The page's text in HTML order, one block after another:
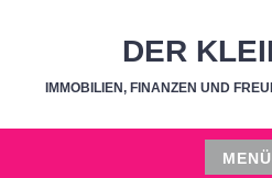
DER
IMMOBILIEN, FINANZEN UND
MENÜ